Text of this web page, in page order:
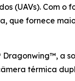
(UAVs). Com o
que fornece
Dragonwing™, a
térmica